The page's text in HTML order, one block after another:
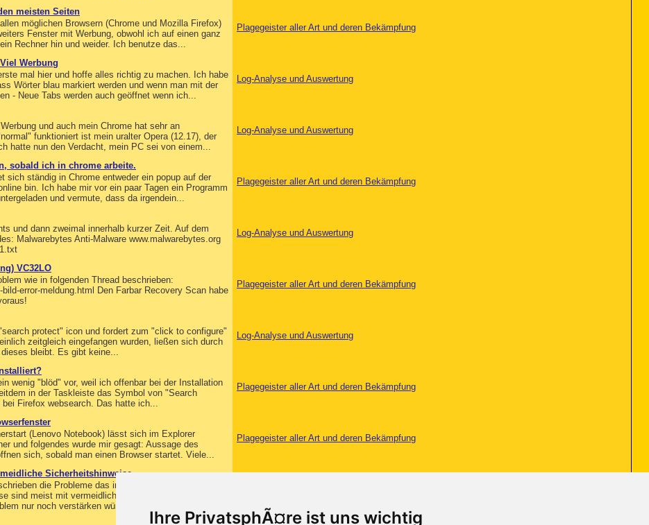
Ihre PrivatsphÃ¤re ist uns wichtig
meisten Seiten
möglichen Browsern (Chrome und Mozilla Firefox)
Fenster mit Werbung, obwohl ich auf einen ganz
Rechner hin und weider. Ich benutze das...
Plagegeister aller Art und deren Bekämpfung
Werbung
mal hier und hoffe alles richtig zu machen. Ich habe
Wörter blau markiert werden und wenn man mit der
- Neue Tabs werden auch geöffnet wenn ich...
Log-Analyse und Auswertung
und auch mein Chrome hat sehr an
funktioniert ist mein uralter Opera (12.17), der
hatte nun den Verdacht, mein PC sei von einem...
Log-Analyse und Auswertung
sobald ich in chrome arbeite.
sich ständig in Chrome entweder ein popup auf der
bin. Ich habe mir vor ein paar Tagen ein Programm
und vermute, dass da irgendein...
Plagegeister aller Art und deren Bekämpfung
und dann zweimal innerhalb kurzer Zeit. Auf dem
Malwarebytes Anti-Malware www.malwarebytes.org
Log-Analyse und Auswertung
VC32LO
wie in folgenden Thread beschrieben:
error-meldung.html Den Farbar Recovery Scan habe
Plagegeister aller Art und deren Bekämpfung
protect" icon und fordert zum "click to configure"
zeitgleich eingefangen wurden, ließen sich durch
bleibt. Es gibt keine...
Log-Analyse und Auswertung
wenig "blöd" vor, weil ich offenbar bei der Installation
in der Taskleiste das Symbol von "Search
Firefox websearch. Das hatte ich...
Plagegeister aller Art und deren Bekämpfung
(Lenovo Notebook) lässt sich im Explorer
und folgendes wurde mir gesagt: Aussage des
sich, sobald man einen Browser startet. Viele...
Plagegeister aller Art und deren Bekämpfung
Sicherheitshinweise
die Probleme das in jedem Internetbrowser
sind meist mit vermeidlichen Sicherheitshinweisen
nur noch verstärken würden. Der Laptop...